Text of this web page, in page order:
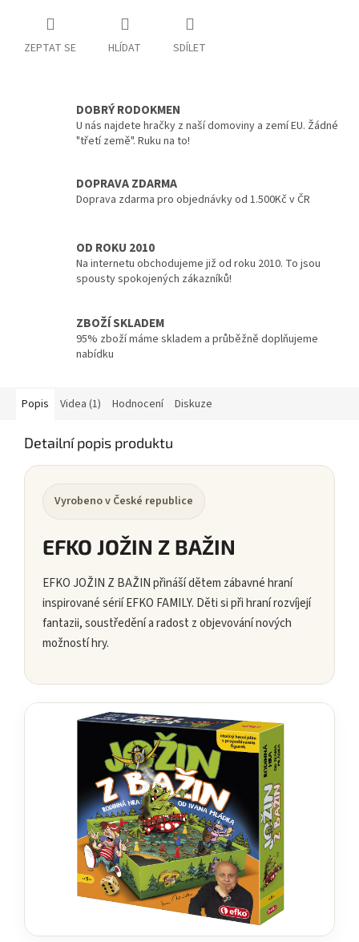
ZEPTAT SE HLÍDAT SDÍLET
DOBRÝ RODOKMEN
U nás najdete hračky z naší domoviny a zemí EU. Žádné
"třetí země". Ruku na to!
DOPRAVA ZDARMA
Doprava zdarma pro objednávky od 1.500Kč v ČR
OD ROKU 2010
Na internetu obchodujeme již od roku 2010. To jsou
spousty spokojených zákazníků!
ZBOŽÍ SKLADEM
95% zboží máme skladem a průběžně doplňujeme
nabídku
Popis Videa (1) Hodnocení Diskuze
Detailní popis produktu
Vyrobeno v České republice
EFKO JOŽIN Z BAŽIN
EFKO JOŽIN Z BAŽIN přináší dětem zábavné hraní
inspirované sérií EFKO FAMILY. Děti si při hraní rozvíjejí
fantazii, soustředění a radost z objevování nových
možností hry.